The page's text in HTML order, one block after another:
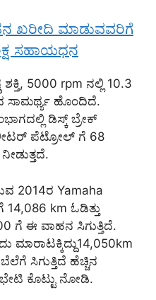
ಖರೀದಿ ಮಾಡುವವರಿಗೆ
ಸಹಾಯಧನ
5000 rpm ನಲ್ಲಿ 10.3
ಸಾಮರ್ಥ್ಯ ಹೊಂದಿದೆ.
ಡಿಸ್ಕ್ ಬ್ರೇಕ್
ಪೆಟ್ರೋಲ್ ಗೆ 68
2014ರ Yamaha
km ಓಡಿತ್ತು
ಗೆ ಈ ವಾಹನ ಸಿಗುತ್ತಿದೆ.
ಸಿಗುತ್ತಿದೆ ಹೆಚ್ಚಿನ
ಕೊಟ್ಟು ನೋಡಿ.